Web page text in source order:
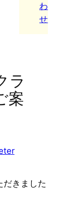
わ
せ
ラ
案
だきました